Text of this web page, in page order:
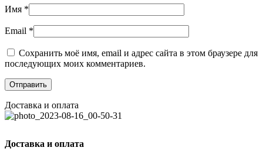
Имя *
Email *
Сохранить моё имя, email и адрес сайта в этом браузере для
последующих моих комментариев.
Доставка и оплата
Доставка и оплата